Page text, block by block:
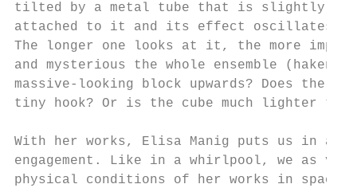
tilted by a metal tube that is slightly
attached to it and its effect oscillates
The longer one looks at it, the more
and mysterious the whole ensemble
massive-looking block upwards? Does
tiny hook? Or is the cube much lighter
With her works, Elisa Manig puts us in
engagement. Like in a whirlpool, we as
physical conditions of her works in